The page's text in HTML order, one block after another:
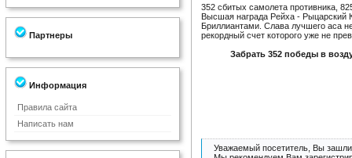
Партнеры
Информация
Правила сайта
Написать нам
352 сбитых самолета противника,
Высшая награда Рейха -
Бриллиантами. Слава лучшего аса
рекордный счет которого уже не
Забрать 352 победы в
Уважаемый посетитель, Вы зашли